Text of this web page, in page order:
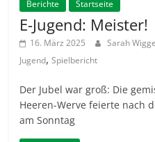
Berichte Startseite
E-Jugend: Meister!
16. März 2025 Sarah
Jugend,Spielbericht
Der Jubel war groß: Die
Heeren-Werve feierte nach
am Sonntag